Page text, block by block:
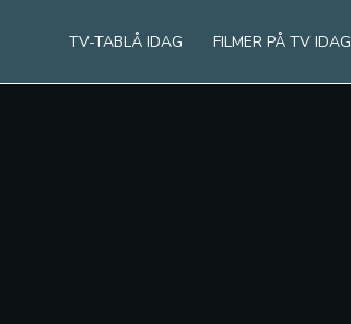
TV-TABLÅ IDAG FILMER PÅ TV IDAG